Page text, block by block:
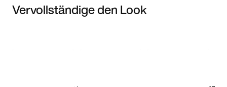
Vervollständige den Look